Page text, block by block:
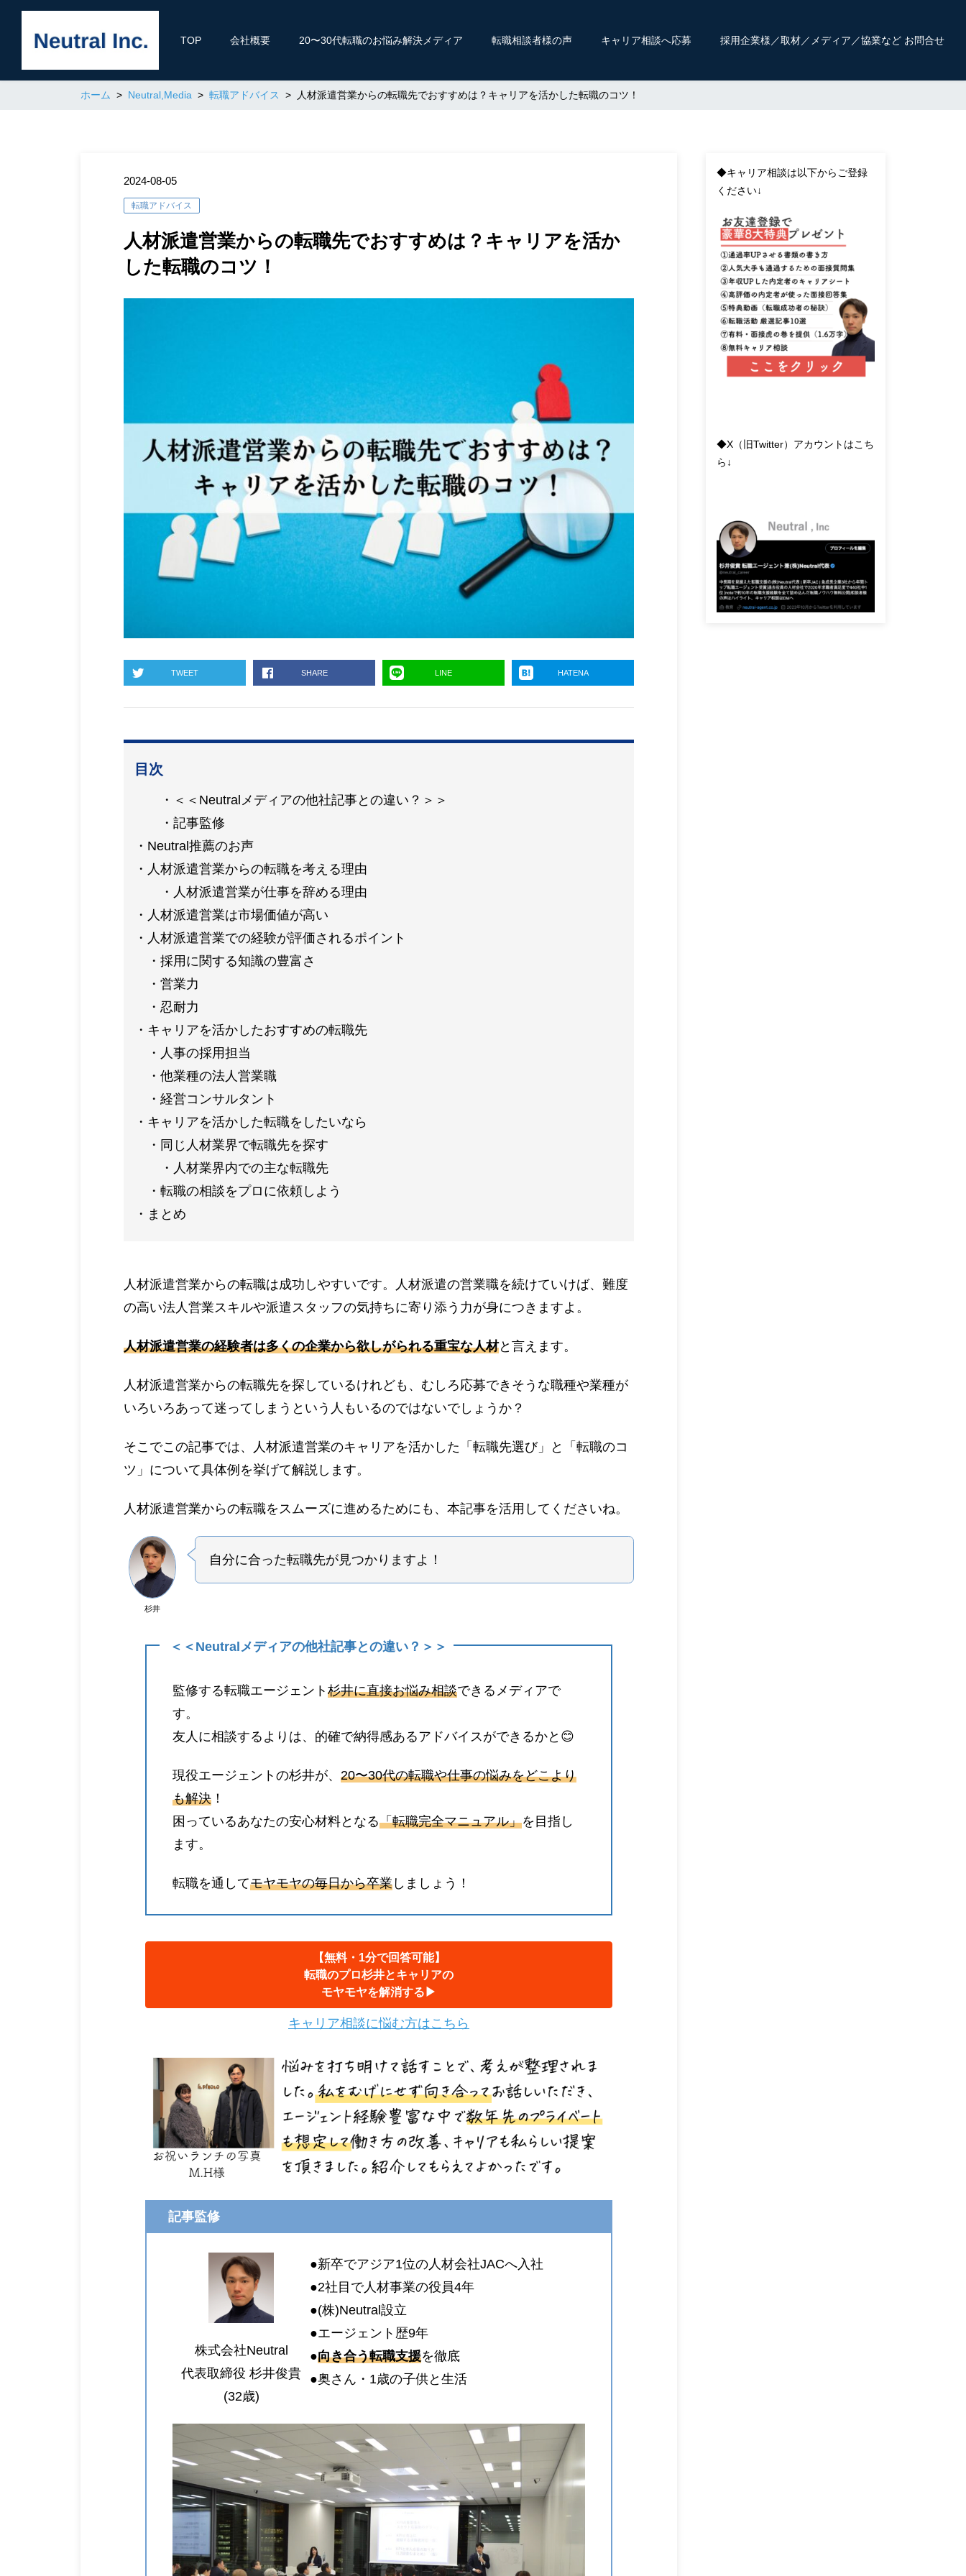
TOP 会社概要 20〜30代転職のお悩み解決メディア 転職相談者様の声 キャリア相談へ応募 採用企業様／取材／メディア／協業など お問合せ
ホーム Neutral,Media 転職アドバイス 人材派遣営業からの転職先でおすすめは？キャリアを活かした転職のコツ！
2024-08-05
転職アドバイス
人材派遣営業からの転職先でおすすめは？キャリアを活か
した転職のコツ！
TWEET SHARE LINE HATENA
目次
＜＜Neutralメディアの他社記事との違い？＞＞
記事監修
Neutral推薦のお声
人材派遣営業からの転職を考える理由
人材派遣営業が仕事を辞める理由
人材派遣営業は市場価値が高い
人材派遣営業での経験が評価されるポイント
採用に関する知識の豊富さ
営業力
忍耐力
キャリアを活かしたおすすめの転職先
人事の採用担当
他業種の法人営業職
経営コンサルタント
キャリアを活かした転職をしたいなら
同じ人材業界で転職先を探す
人材業界内での主な転職先
転職の相談をプロに依頼しよう
まとめ
人材派遣営業からの転職は成功しやすいです。人材派遣の営業職を続けていけば、難度
の高い法人営業スキルや派遣スタッフの気持ちに寄り添う力が身につきますよ。
人材派遣営業の経験者は多くの企業から欲しがられる重宝な人材と言えます。
人材派遣営業からの転職先を探しているけれども、むしろ応募できそうな職種や業種が
いろいろあって迷ってしまうという人もいるのではないでしょうか？
そこでこの記事では、人材派遣営業のキャリアを活かした「転職先選び」と「転職のコ
ツ」について具体例を挙げて解説します。
人材派遣営業からの転職をスムーズに進めるためにも、本記事を活用してくださいね。
杉井
自分に合った転職先が見つかりますよ！
＜＜Neutralメディアの他社記事との違い？＞＞
監修する転職エージェント 杉井に直接お悩み相談できるメディアで
す。
友人に相談するよりは、的確で納得感あるアドバイスができるかと😊
現役エージェントの杉井が、 20〜30代の転職や仕事の悩みをどこより
も解決 ！
困っているあなたの安心材料となる「転職完全マニュアル」を目指し
ます。
転職を通してモヤモヤの毎日から卒業 しましょう！
【無料・1分で回答可能】
転職のプロ杉井とキャリアの
モヤモヤを解消する▶︎
キャリア相談に悩む方はこちら
記事監修
株式会社Neutral
代表取締役 杉井俊貴
(32歳)
●新卒でアジア1位の人材会社JACへ入社
●2社目で人材事業の役員4年
●(株)Neutral設立
●エージェント歴9年
●向き合う転職支援を徹底
●奥さん・1歳の子供と生活
◆キャリア相談は以下からご登録
ください↓
◆X（旧Twitter）アカウントはこち
ら↓